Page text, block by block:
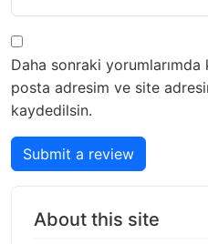
Daha sonraki yorumlarımda
posta adresim ve site
kaydedilsin.
Submit a review
About this site